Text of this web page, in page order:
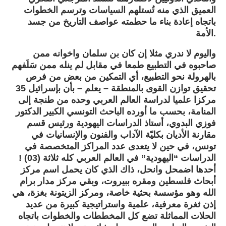
العميق الذي منه تُستلهم السياسات وترسم الخطوات
باتجاه إعادة بناء ما حطمته عواصف التاريخ من جسد
الأمة.
واليوم لا ندري مثلا إن كان بن سلمان واخوانه ممن
صاحبوه في التطبيع طمعا في مقابل لم ينله ممن سَلَفهم
بالهرولة نحو التطبيع، أي التمكين من بعض من فرص
تحقيق توازن القوى بالمنطقة – يعلم – بأن بإسرائيل 35
مركزا علميا لدراسة العالم العربي وحده من طنجة إلى
المنامة، بحسب ما أورده الباحث التونسي الكبير الدكتور
فوزي البدوي، أستاذ الدراسات اليهودية ورئيس قسم
مقارنة الأديان بكليّة الآداب والفنون والإنسانيات في
تونس، في حين لا يتعدى عدد المراكز المتخصصة في
الدراسات “اليهودية” في العالم العربي كله ثلاثة (03) !
أحدها اضمحل وانحل، ذاك الذي كان يحمل اسم مركز
أبحاث فلسطين ومقره ببيروت، وبقي مركز مدار برام
الله وهو مؤسسة بحثية خاصة، ومركز الزيتونة بغزة، هي
إذن ثغرة معرفية، علمية واستراتيجية كبيرة من عديد
الحلات المماثلة تضع كل المخططات والخطوات باتجاه